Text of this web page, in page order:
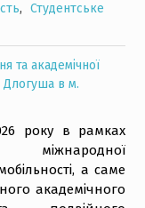
, Студентське
та академічної
Длогуша в м.
року в рамках
а саме
академічного